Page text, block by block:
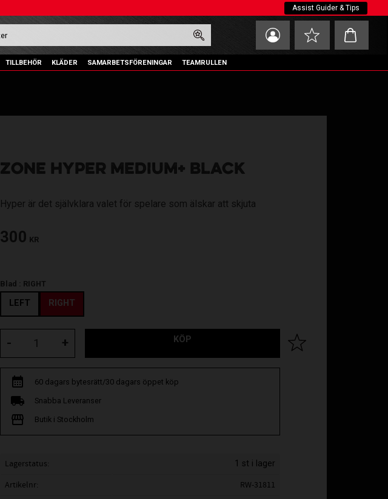
Assist Guider & Tips
Favoriter
Kundvagn
TILLBEHÖR KLÄDER SAMARBETSFÖRENINGAR TEAMRULLEN
ZONE HYPER MEDIUM+ BLACK
Hyper är det självklara valet för spelare som älskar att skjuta
300 KR
Blad : RIGHT
LEFT RIGHT
+
- KÖP Lägg till i favoriter
60 dagars bytesrätt/30 dagars öppet köp
Snabba Leveranser
Butik i Stockholm
Lagerstatus 1 st i lager
Artikelnr
RW-31811